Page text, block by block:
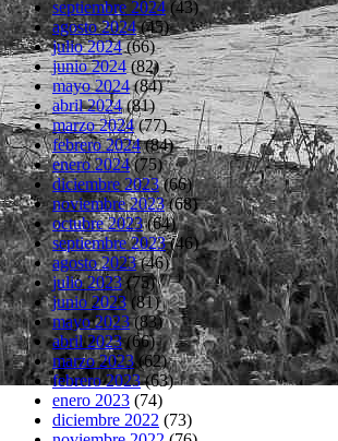
septiembre 2024(43)
agosto 2024(45)
julio 2024(66)
junio 2024(82)
mayo 2024(84)
abril 2024(81)
marzo 2024(77)
febrero 2024(84)
enero 2024(75)
diciembre 2023(66)
noviembre 2023(68)
octubre 2023(64)
septiembre 2023(46)
agosto 2023(46)
julio 2023(75)
junio 2023(81)
mayo 2023(83)
abril 2023(66)
marzo 2023(62)
febrero 2023(63)
enero 2023 (74)
diciembre 2022 (73)